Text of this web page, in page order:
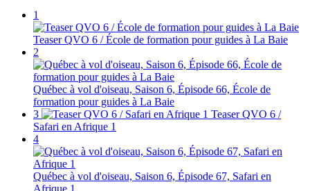
1
Teaser QVO 6 / École de formation pour guides à La Baie
2
Québec à vol d'oiseau, Saison 6, Épisode 66, École de
formation pour guides à La Baie
3
Teaser QVO 6 /
Safari en Afrique 1
4
Québec à vol d'oiseau, Saison 6, Épisode 67, Safari en
Afrique 1